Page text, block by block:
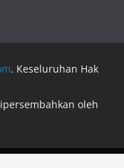
. Keseluruhan Hak
oleh